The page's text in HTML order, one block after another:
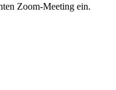
Zoom-Meeting ein.